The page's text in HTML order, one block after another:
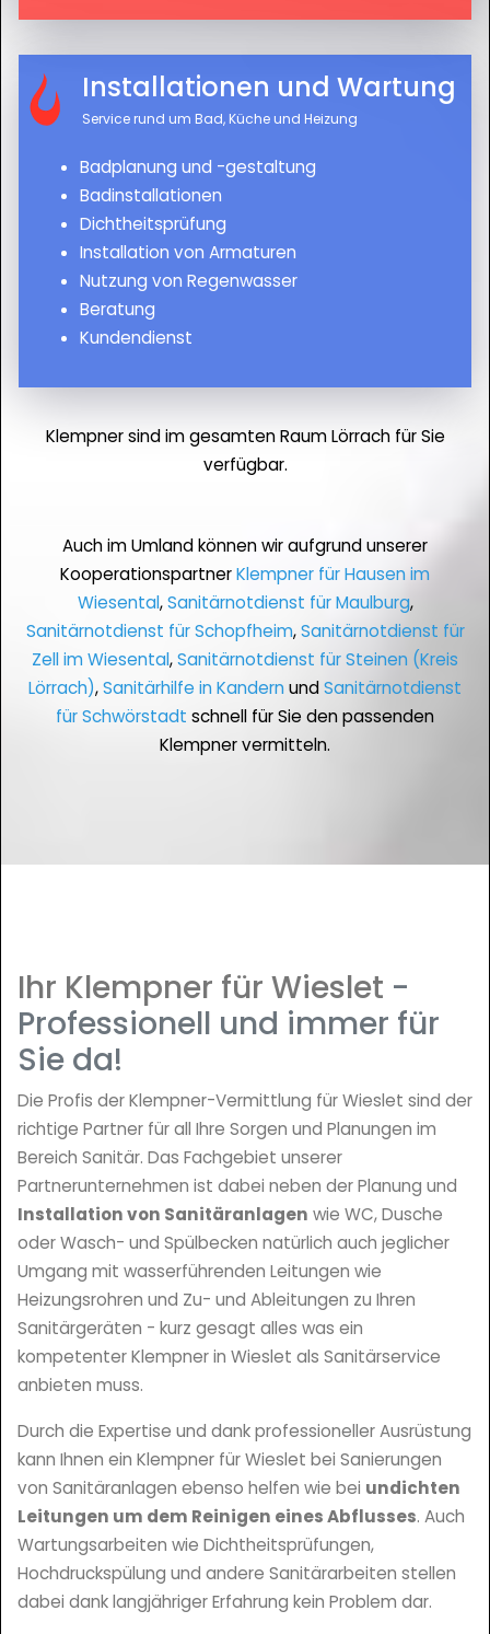
Installationen und Wartung
Service rund um Bad, Küche und Heizung
Badplanung und -gestaltung
Badinstallationen
Dichtheitsprüfung
Installation von Armaturen
Nutzung von Regenwasser
Beratung
Kundendienst
Klempner sind im gesamten Raum Lörrach für Sie
verfügbar.
Auch im Umland können wir aufgrund unserer
KooperationspartnerKlempner für Hausen im
Wiesental,Sanitärnotdienst für Maulburg,
Sanitärnotdienst für Schopfheim,Sanitärnotdienst für
Zell im Wiesental,Sanitärnotdienst für Steinen (Kreis
Lörrach),Sanitärhilfe in KandernundSanitärnotdienst
für Schwörstadt schnell für Sie den passenden
Klempner vermitteln.
Ihr Klempner für Wieslet -
Professionell und immer für
Sie da!
Die Profis der Klempner-Vermittlung für Wieslet sind der
richtige Partner für all Ihre Sorgen und Planungen im
Bereich Sanitär. Das Fachgebiet unserer
Partnerunternehmen ist dabei neben der Planung und
Installation von Sanitäranlagen wie WC, Dusche
oder Wasch- und Spülbecken natürlich auch jeglicher
Umgang mit wasserführenden Leitungen wie
Heizungsrohren und Zu- und Ableitungen zu Ihren
Sanitärgeräten - kurz gesagt alles was ein
kompetenter Klempner in Wieslet als Sanitärservice
anbieten muss.
Durch die Expertise und dank professioneller Ausrüstung
kann Ihnen ein Klempner für Wieslet bei Sanierungen
von Sanitäranlagen ebenso helfen wie bei undichten
Leitungen um dem Reinigen eines Abflusses. Auch
Wartungsarbeiten wie Dichtheitsprüfungen,
Hochdruckspülung und andere Sanitärarbeiten stellen
dabei dank langjähriger Erfahrung kein Problem dar.